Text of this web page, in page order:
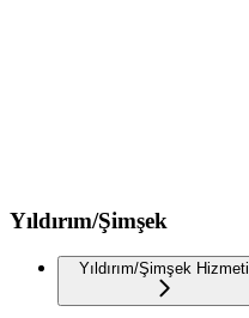
Yıldırım/Şimşek
Yıldırım/Şimşek Hizmeti